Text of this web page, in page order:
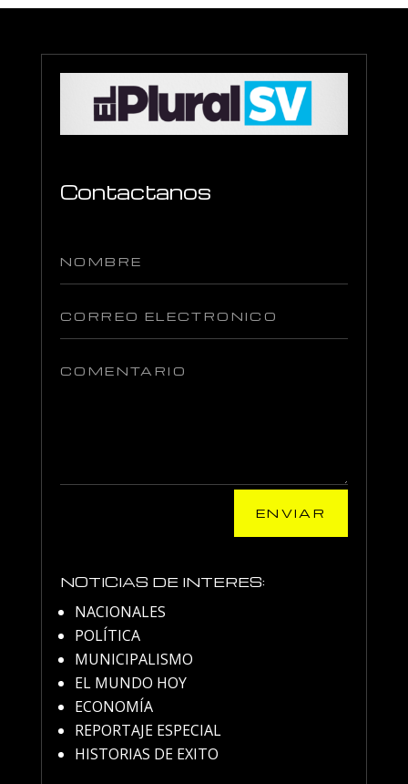
Contactanos
ENVIAR
NOTICIAS DE INTERES:
NACIONALES
POLÍTICA
MUNICIPALISMO
EL MUNDO HOY
ECONOMÍA
REPORTAJE ESPECIAL
HISTORIAS DE EXITO